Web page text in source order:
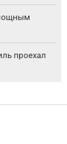
проехал